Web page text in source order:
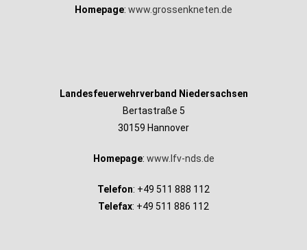
Homepage: www.grossenkneten.de
Landesfeuerwehrverband Niedersachsen
Bertastraße 5
30159 Hannover
Homepage: www.lfv-nds.de
Telefon: +49 511 888 112
Telefax: +49 511 886 112